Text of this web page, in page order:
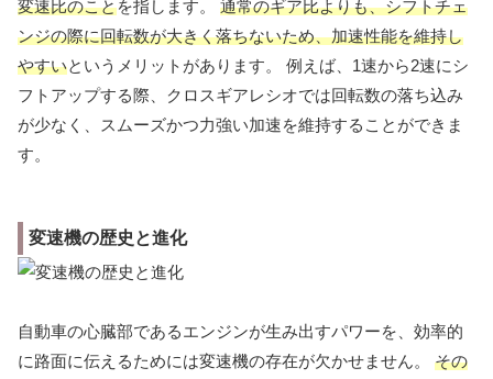
変速比のことを指します。 通常のギア比よりも、シフトチェ
ンジの際に回転数が大きく落ちないため、加速性能を維持し
やすいというメリットがあります。 例えば、1速から2速にシ
フトアップする際、クロスギアレシオでは回転数の落ち込み
が少なく、スムーズかつ力強い加速を維持することができま
す。
変速機の歴史と進化
自動車の心臓部であるエンジンが生み出すパワーを、効率的
に路面に伝えるためには変速機の存在が欠かせません。 その